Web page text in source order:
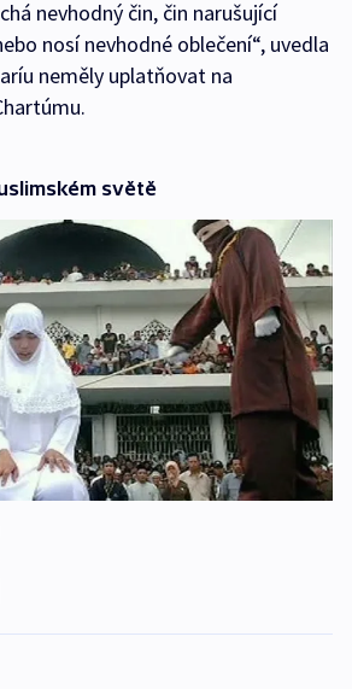
nevhodný čin, čin narušující
nosí nevhodné oblečení“, uvedla
neměly uplatňovat na
světě